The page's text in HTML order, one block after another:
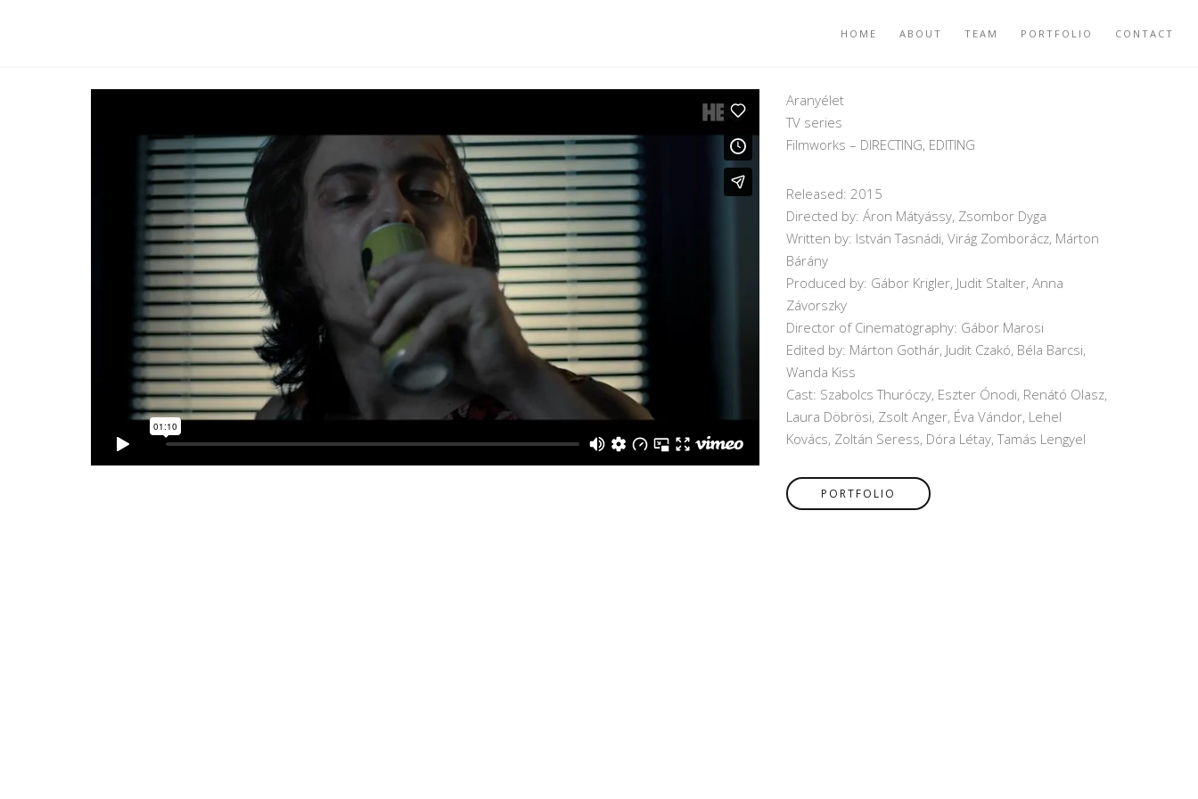
HOME ABOUT TEAM PORTFOLIO CONTACT
Aranyélet
TV series
Filmworks – DIRECTING, EDITING
Released: 2015
Directed by: Áron Mátyássy, Zsombor Dyga
Written by: István Tasnádi, Virág Zomborácz, Márton
Bárány
Produced by: Gábor Krigler, Judit Stalter, Anna
Závorszky
Director of Cinematography: Gábor Marosi
Edited by: Márton Gothár, Judit Czakó, Béla Barcsi,
Wanda Kiss
Cast: Szabolcs Thuróczy, Eszter Ónodi, Renátó Olasz,
Laura Döbrösi, Zsolt Anger, Éva Vándor, Lehel
Kovács, Zoltán Seress, Dóra Létay, Tamás Lengyel
PORTFOLIO